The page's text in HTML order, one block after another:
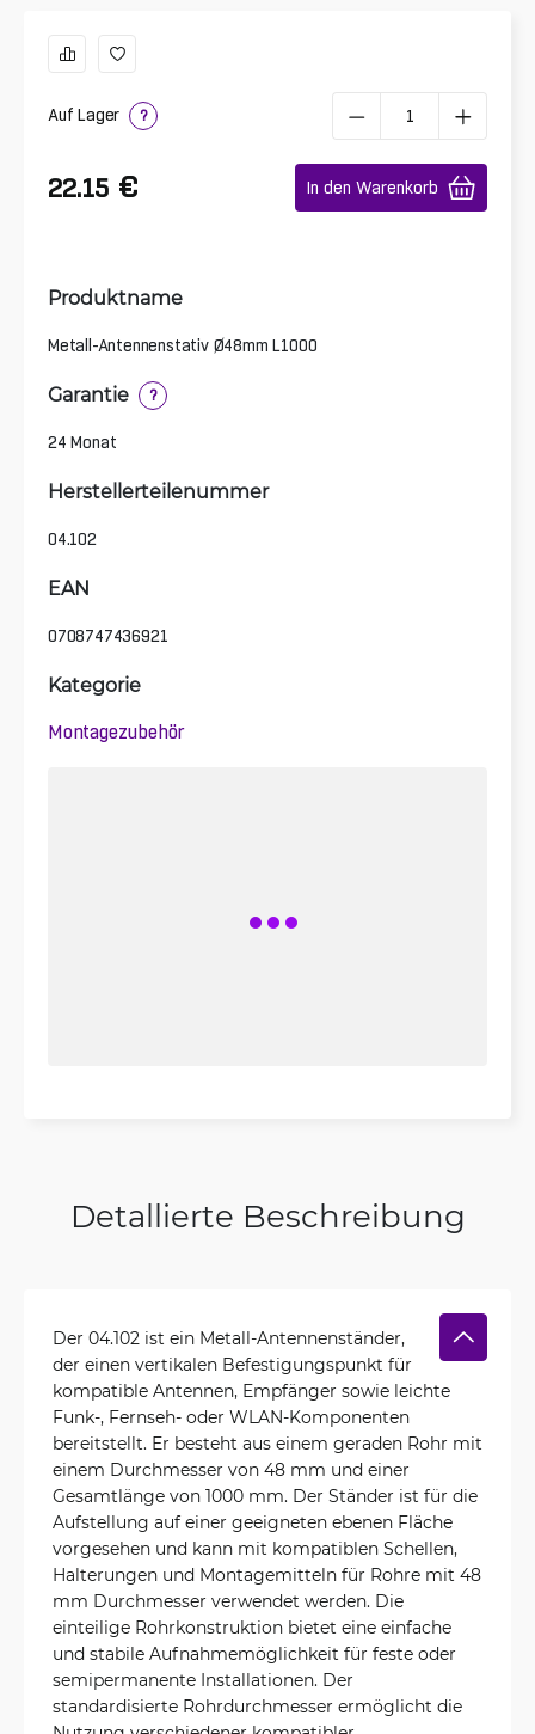
Auf Lager ?
22.15 € In den Warenkorb
Produktname
Metall-Antennenstativ Ø48mm L1000
Garantie ?
24 Monat
Herstellerteilenummer
04.102
EAN
0708747436921
Kategorie
Montagezubehör
Detallierte Beschreibung
Der 04.102 ist ein Metall-Antennenständer,
der einen vertikalen Befestigungspunkt für
kompatible Antennen, Empfänger sowie leichte
Funk-, Fernseh- oder WLAN-Komponenten
bereitstellt. Er besteht aus einem geraden Rohr mit
einem Durchmesser von 48 mm und einer
Gesamtlänge von 1000 mm. Der Ständer ist für die
Aufstellung auf einer geeigneten ebenen Fläche
vorgesehen und kann mit kompatiblen Schellen,
Halterungen und Montagemitteln für Rohre mit 48
mm Durchmesser verwendet werden. Die
einteilige Rohrkonstruktion bietet eine einfache
und stabile Aufnahmemöglichkeit für feste oder
semipermanente Installationen. Der
standardisierte Rohrdurchmesser ermöglicht die